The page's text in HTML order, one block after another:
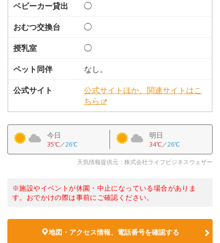
ベビーカー貸出
◯
おむつ交換台
◯
授乳室
◯
ペット同伴
なし。
公式サイト
公式サイトほか、関連サイトはこ
ちら
今日
35℃／26℃
明日
34℃／26℃
天気情報提供元：株式会社ライフビジネスウェザー
※施設やイベントが休園・中止になっている場合がありま
す。おでかけの際は事前にご確認ください。
地図・アクセス情報、電話番号を確認する